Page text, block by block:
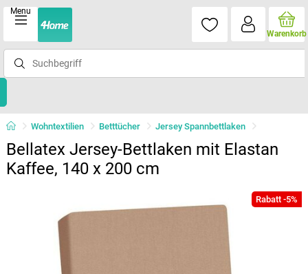
Menu
Warenkorb
Wohntextilien Betttücher Jersey Spannbettlaken
Bellatex Jersey-Bettlaken mit Elastan
Kaffee, 140 x 200 cm
Rabatt -5%